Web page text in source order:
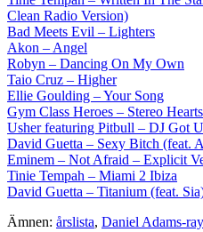
Clean Radio Version)
Bad Meets Evil – Lighters
Akon – Angel
Robyn – Dancing On My Own
Taio Cruz – Higher
Ellie Goulding – Your Song
Gym Class Heroes – Stereo
Usher featuring Pitbull – DJ Got
David Guetta – Sexy Bitch (feat.
Eminem – Not Afraid – Explicit
Tinie Tempah – Miami 2 Ibiza
David Guetta – Titanium (feat.
Ämnen: årslista, Daniel Adams-ray